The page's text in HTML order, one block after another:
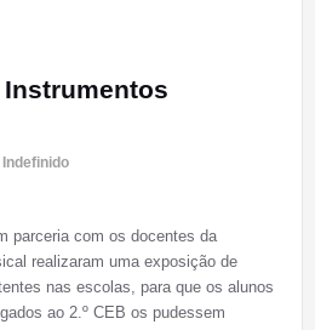
Indefinido
parceria com os docentes da
realizaram uma exposição de
nas escolas, para que os alunos
ao 2.º CEB os pudessem